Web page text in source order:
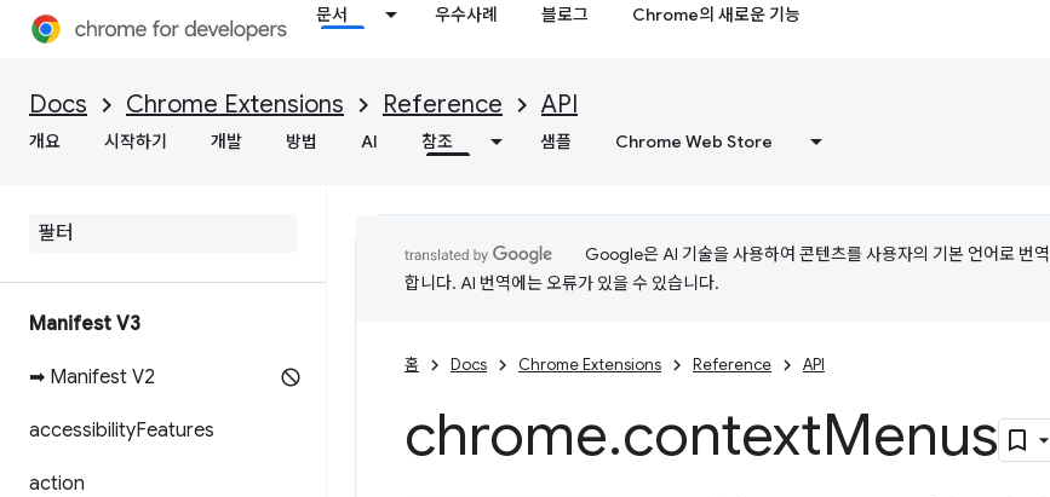
문서 우수사례 블로그 Chrome의 새로운 기능
Docs Chrome Extensions Reference API
개요 시작하기 개발 방법 AI 참조 샘플 Chrome Web Store
Manifest V3
➡ Manifest V2
accessibilityFeatures
action
Google은 AI 기술을 사용하여 콘텐츠를 사용자의 기본 언어로 번역
합니다. AI 번역에는 오류가 있을 수 있습니다.
홈 Docs Chrome Extensions Reference API
chrome.contextMenus